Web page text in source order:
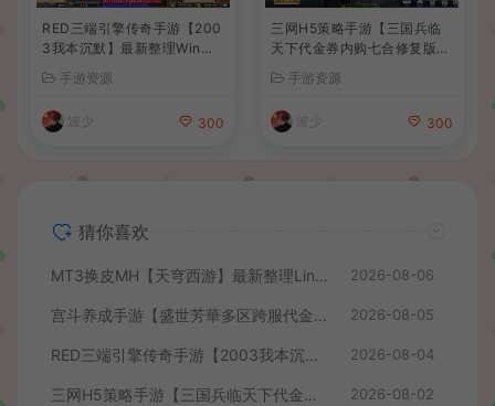
RED三端引擎传奇手游【200
3我本沉默】最新整理Win系
服务端+安卓苹果PC三端+详
细搭建教程
手游资源
波少 300
三网H5策略手游【三国兵临
天下代金券内购七合修复版】
最新整理单机一键即玩镜像端
+Linux手工服务端+管理后台
+GM授权后台+简易安卓客户
端+详细搭建教程+视频教程
手游资源
波少 300
猜你喜欢
MT3换皮MH【天穹西游】最新整理Linux手工服务端+安卓苹果双端+GM后台+详细搭建教程+全套源码+视频教程 2026-08-06
宫斗养成手游【盛世芳華多区跨服代金券本地优化版】最新整理单机一键即玩端+Linux手工服务端+CDK授权后台+安卓+详细搭建教程 2026-08-05
RED三端引擎传奇手游【2003我本沉默】最新整理Win系服务端+安卓苹果PC三端+详细搭建教程 2026-08-04
三网H5策略手游【三国兵临天下代金券内购七合修复版】最新整理单机一键即玩镜像端+Linux手工服务端+管理后台+GM授权后台+简易安卓客户端+详细搭建教程+视频教程 2026-08-02